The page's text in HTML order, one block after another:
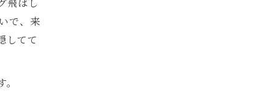
で、来
してて